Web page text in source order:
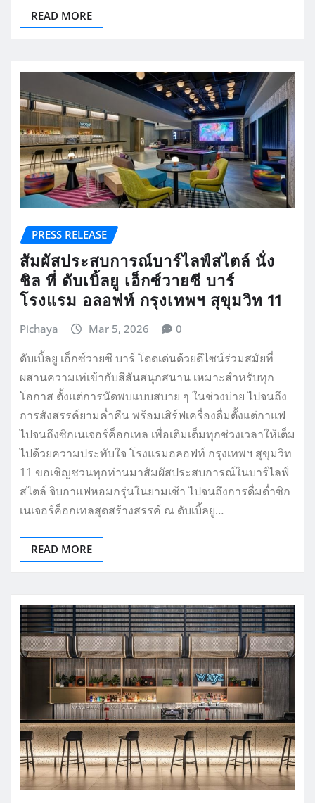
READ MORE
PRESS RELEASE
สัมผัสประสบการณ์บาร์ไลฟ์สไตล์ นั่ง
ชิล ที่ ดับเบิ้ลยู เอ็กซ์วายซี บาร์
โรงแรม อลอฟท์ กรุงเทพฯ สุขุมวิท 11
Pichaya Mar 5, 2026 0
ดับเบิ้ลยู เอ็กซ์วายซี บาร์ โดดเด่นด้วยดีไซน์ร่วมสมัยที่
ผสานความเท่เข้ากับสีสันสนุกสนาน เหมาะสำหรับทุก
โอกาส ตั้งแต่การนัดพบแบบสบาย ๆ ในช่วงบ่าย ไปจนถึง
การสังสรรค์ยามค่ำคืน พร้อมเสิร์ฟเครื่องดื่มตั้งแต่กาแฟ
ไปจนถึงซิกเนเจอร์ค็อกเทล เพื่อเติมเต็มทุกช่วงเวลาให้เต็ม
ไปด้วยความประทับใจ โรงแรมอลอฟท์ กรุงเทพฯ สุขุมวิท
11 ขอเชิญชวนทุกท่านมาสัมผัสประสบการณ์ในบาร์ไลฟ์
สไตล์ จิบกาแฟหอมกรุ่นในยามเช้า ไปจนถึงการดื่มด่ำซิก
เนเจอร์ค็อกเทลสุดสร้างสรรค์ ณ ดับเบิ้ลยู…
READ MORE